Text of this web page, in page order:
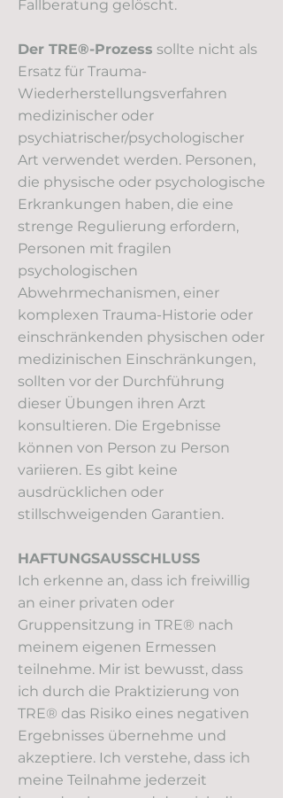
Fallberatung gelöscht.
Der TRE®-Prozess sollte nicht als
Ersatz für Trauma-
Wiederherstellungsverfahren
medizinischer oder
psychiatrischer/psychologischer
Art verwendet werden. Personen,
die physische oder psychologische
Erkrankungen haben, die eine
strenge Regulierung erfordern,
Personen mit fragilen
psychologischen
Abwehrmechanismen, einer
komplexen Trauma-Historie oder
einschränkenden physischen oder
medizinischen Einschränkungen,
sollten vor der Durchführung
dieser Übungen ihren Arzt
konsultieren. Die Ergebnisse
können von Person zu Person
variieren. Es gibt keine
ausdrücklichen oder
stillschweigenden Garantien.
HAFTUNGSAUSSCHLUSS
Ich erkenne an, dass ich freiwillig
an einer privaten oder
Gruppensitzung in TRE® nach
meinem eigenen Ermessen
teilnehme. Mir ist bewusst, dass
ich durch die Praktizierung von
TRE® das Risiko eines negativen
Ergebnisses übernehme und
akzeptiere. Ich verstehe, dass ich
meine Teilnahme jederzeit